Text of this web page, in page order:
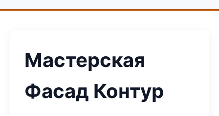
Мастерская
Фасад Контур